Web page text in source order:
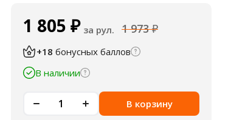
1 805 ₽ за рул. 1 973 ₽
+18 бонусных баллов
В наличии
В корзину